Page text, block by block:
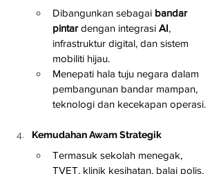
Dibangunkan sebagai bandar
pintar dengan integrasi AI,
infrastruktur digital, dan sistem
mobiliti hijau.
Menepati hala tuju negara dalam
pembangunan bandar mampan,
teknologi dan kecekapan operasi.
Kemudahan Awam Strategik
Termasuk sekolah menegak,
TVET, klinik kesihatan, balai polis,